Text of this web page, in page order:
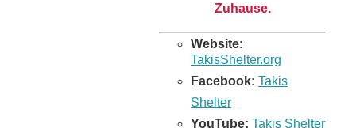
Zuhause.
Website:
TakisShelter.org
Facebook: Takis
Shelter
YouTube: Takis Shelter